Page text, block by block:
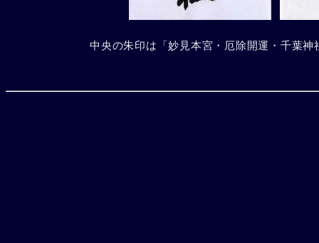
中央の朱印は「妙見本宮・厄除開運・千葉